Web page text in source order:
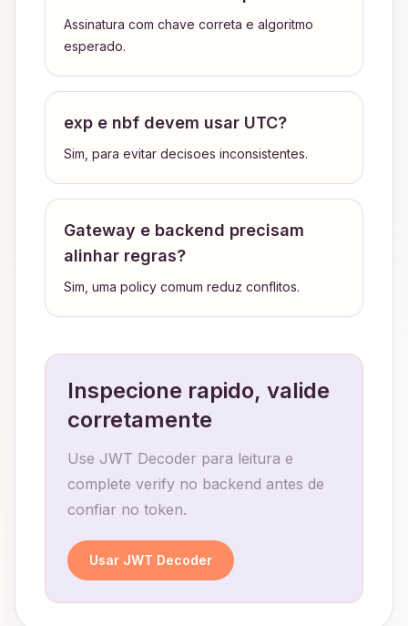
Assinatura com chave correta e algoritmo
esperado.
exp e nbf devem usar UTC?
Sim, para evitar decisoes inconsistentes.
Gateway e backend precisam
alinhar regras?
Sim, uma policy comum reduz conflitos.
Inspecione rapido, valide
corretamente
Use JWT Decoder para leitura e
complete verify no backend antes de
confiar no token.
Usar JWT Decoder